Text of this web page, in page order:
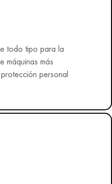
todo tipo para la
máquinas más
personal